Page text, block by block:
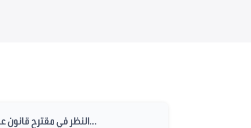
النظر في مقترح قانون عدد2017/21 يتعلق بحماية الفلاحين من السرقات، الفصول المعدّلة من مشروع القانون...